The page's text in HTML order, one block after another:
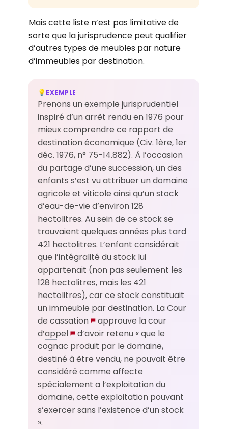
Mais cette liste n’est pas limitative de
sorte que la jurisprudence peut qualifier
d’autres types de meubles par nature
d’immeubles par destination.
💡 EXEMPLE
Prenons un exemple jurisprudentiel
inspiré d’un arrêt rendu en 1976 pour
mieux comprendre ce rapport de
destination économique (Civ. 1ère, 1er
déc. 1976, n° 75-14.882). À l’occasion
du partage d’une succession, un des
enfants s’est vu attribuer un domaine
agricole et viticole ainsi qu’un stock
d’eau-de-vie d’environ 128
hectolitres. Au sein de ce stock se
trouvaient quelques années plus tard
421 hectolitres. L’enfant considérait
que l’intégralité du stock lui
appartenait (non pas seulement les
128 hectolitres, mais les 421
hectolitres), car ce stock constituait
un immeuble par destination. LaCour
de cassation
approuve la cour
d’appel
d’avoir retenu « que le
cognac produit par le domaine,
destiné à être vendu, ne pouvait être
considéré comme affecte
spécialement a l’exploitation du
domaine, cette exploitation pouvant
s’exercer sans l’existence d’un stock
».